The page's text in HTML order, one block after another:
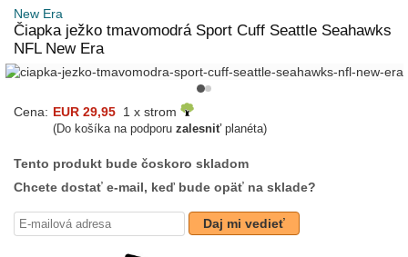
New Era
Čiapka ježko tmavomodrá Sport Cuff Seattle Seahawks
NFL New Era
Cena: EUR 29,95 1 x strom
(Do košíka na podporu zalesniťplanéta)
Tento produkt bude čoskoro skladom
Chcete dostať e-mail, keď bude opäť na sklade?
Daj mi vedieť